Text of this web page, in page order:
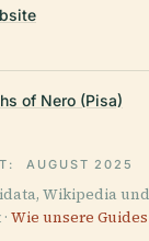
of Nero (Pisa)
AUGUST 2025
Wikipedia
Wie unsere